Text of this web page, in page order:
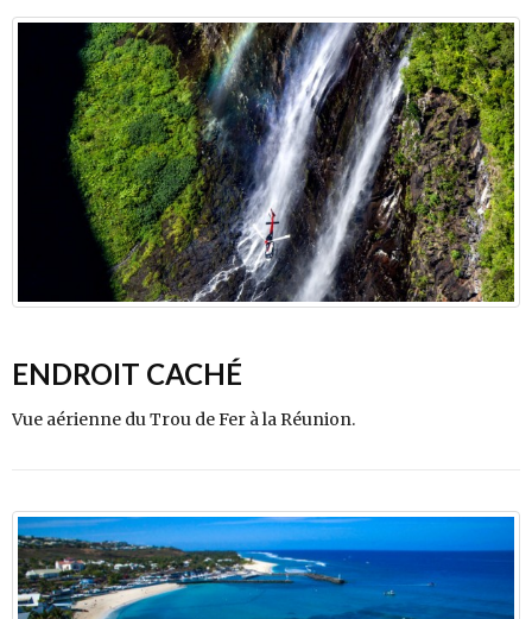
ENDROIT CACHÉ
Vue aérienne du Trou de Fer à la Réunion.